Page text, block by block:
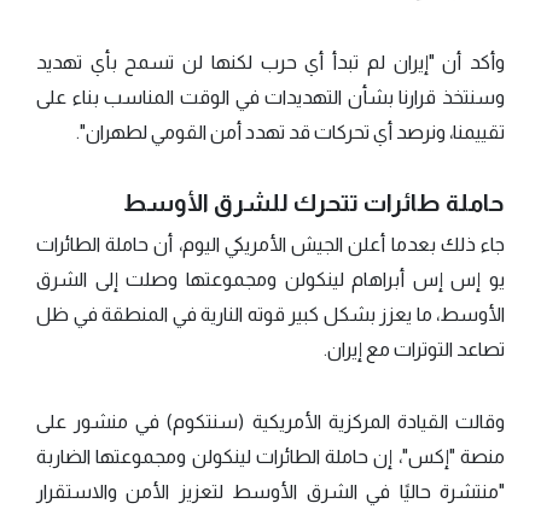
وأكد أن "إيران لم تبدأ أي حرب لكنها لن تسمح بأي تهديد
وسنتخذ قرارنا بشأن التهديدات في الوقت المناسب بناء على
تقييمنا، ونرصد أي تحركات قد تهدد أمن القومي لطهران".
حاملة طائرات تتحرك للشرق الأوسط
جاء ذلك بعدما أعلن الجيش الأمريكي اليوم، أن حاملة الطائرات
يو إس إس أبراهام لينكولن ومجموعتها وصلت إلى الشرق
الأوسط، ما يعزز بشكل كبير قوته النارية في المنطقة في ظل
تصاعد التوترات مع إيران.
وقالت القيادة المركزية الأمريكية (سنتكوم) في منشور على
منصة "إكس"، إن حاملة الطائرات لينكولن ومجموعتها الضاربة
"منتشرة حاليًا في الشرق الأوسط لتعزيز الأمن والاستقرار